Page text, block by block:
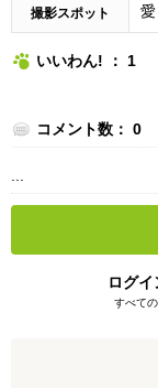
撮影スポット
いいわん! ： 1
コメント数： 0
ログイ
すべて